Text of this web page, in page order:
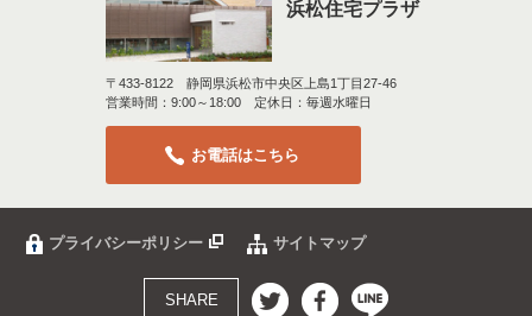
浜松住宅プラザ
〒433-8122 静岡県浜松市中央区上島1丁目27-46
営業時間：9:00～18:00 定休日：毎週水曜日
お電話はこちら
プライバシーポリシー サイトマップ
SHARE